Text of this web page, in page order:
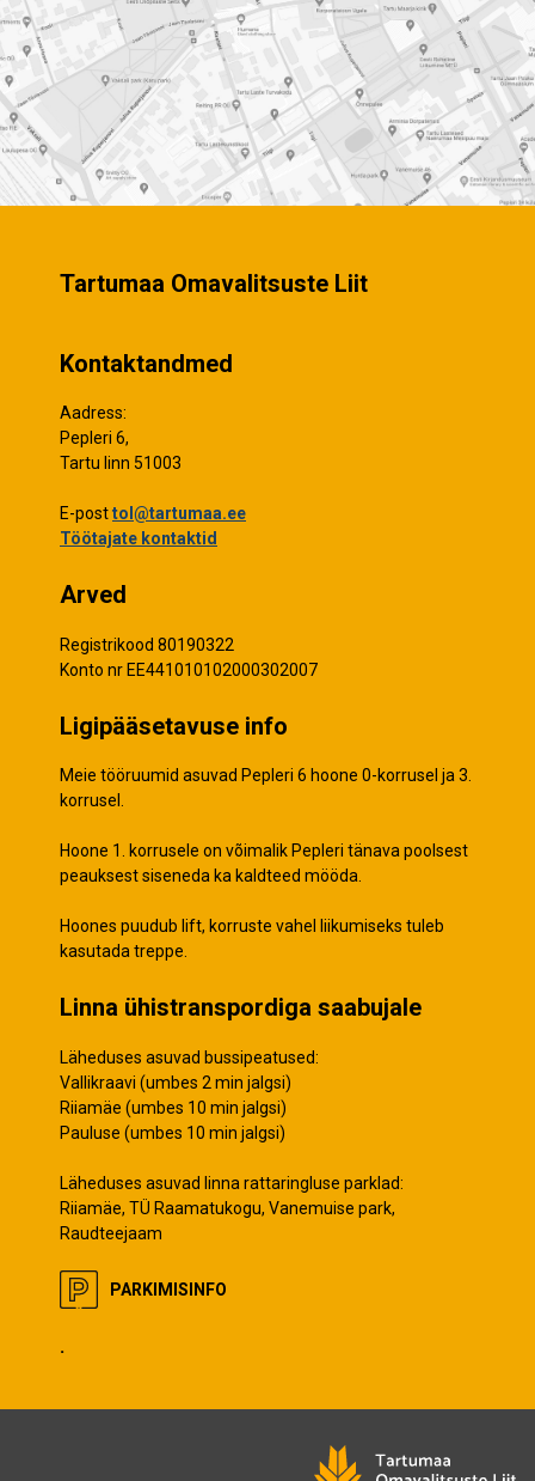
Tartumaa Omavalitsuste Liit
Kontaktandmed
Aadress:
Pepleri 6,
Tartu linn 51003
E-posttol@tartumaa.ee
Töötajate kontaktid
Arved
Registrikood 80190322
Konto nr EE441010102000302007
Ligipääsetavuse info
Meie tööruumid asuvad Pepleri 6 hoone 0-korrusel ja 3.
korrusel.
Hoone 1. korrusele on võimalik Pepleri tänava poolsest
peauksest siseneda ka kaldteed mööda.
Hoones puudub lift, korruste vahel liikumiseks tuleb
kasutada treppe.
Linna ühistranspordiga saabujale
Läheduses asuvad bussipeatused:
Vallikraavi (umbes 2 min jalgsi)
Riiamäe (umbes 10 min jalgsi)
Pauluse (umbes 10 min jalgsi)
Läheduses asuvad linna rattaringluse parklad:
Riiamäe, TÜ Raamatukogu, Vanemuise park,
Raudteejaam
PARKIMISINFO
.